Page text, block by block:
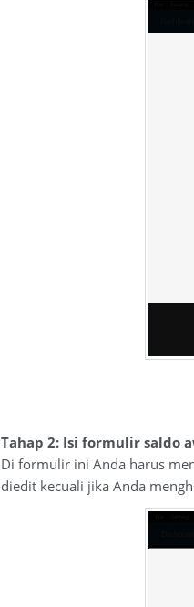
Tahap 2: Isi formulir saldo
Di formulir ini Anda harus
diedit kecuali jika Anda